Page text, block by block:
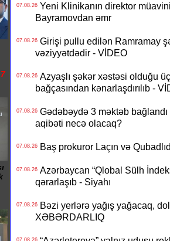
07.08.26Yeni Klinikanın direktor müavini
Bayramovdan əmr
07.08.26Girişi pullu edilən Ramramay
vəziyyətdədir - VİDEO
07.08.26Azyaşlı şəkər xəstəsi olduğu
bağçasından kənarlaşdırılıb -
07.08.26Gədəbəydə 3 məktəb
aqibəti necə olacaq?
07.08.26Baş prokuror Laçın və
07.08.26Azərbaycan “Qlobal Sülh
qərarlaşıb - Siyahı
07.08.26Bəzi yerlərə yağış yağacaq,
XƏBƏRDARLIQ
07.08.26